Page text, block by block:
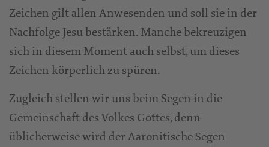
Zeichen gilt allen Anwesenden und soll sie in der
Nachfolge Jesu bestärken. Manche bekreuzigen
sich in diesem Moment auch selbst, um dieses
Zeichen körperlich zu spüren.
Zugleich stellen wir uns beim Segen in die
Gemeinschaft des Volkes Gottes, denn
üblicherweise wird der Aaronitische Segen